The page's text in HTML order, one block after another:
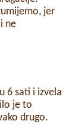
jer
ne
6 sati i izvela
je to
drugo.